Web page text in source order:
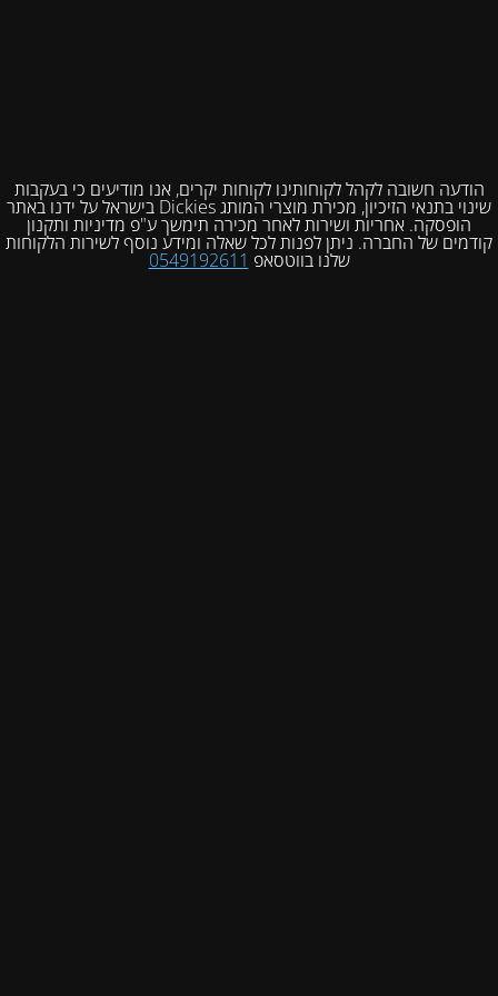
הודעה חשובה לקהל לקוחותינו לקוחות יקרים, אנו מודיעים כי בעקבות
שינוי בתנאי הזיכיון, מכירת מוצרי המותג Dickies בישראל על ידנו באתר
הופסקה. אחריות ושירות לאחר מכירה תימשך ע"פ מדיניות ותקנון
קודמים של החברה. ניתן לפנות לכל שאלה ומידע נוסף לשירות הלקוחות
שלנו בווטסאפ 0549192611